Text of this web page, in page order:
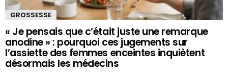
GROSSESSE
« Je pensais que c’était juste une remarque
anodine » : pourquoi ces jugements sur
l’assiette des femmes enceintes inquiètent
désormais les médecins